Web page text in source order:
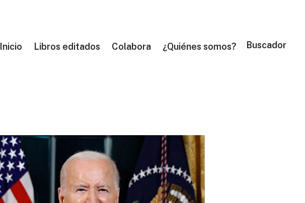
Inicio Libros editados Colabora ¿Quiénes somos? Buscador